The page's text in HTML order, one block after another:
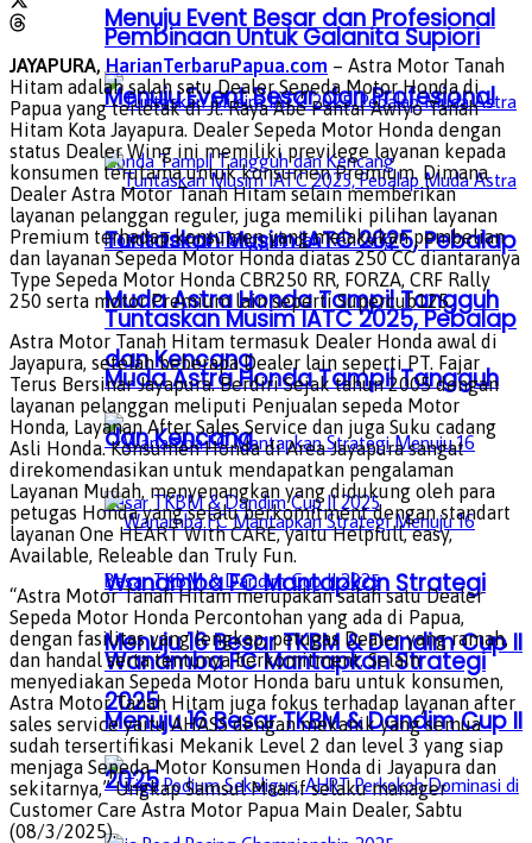
Menuju Event Besar dan Profesional
Tuntaskan Musim IATC 2025, Pebalap
Muda Astra Honda Tampil Tangguh
dan Kencang
Wanamba FC Mantapkan Strategi
Menuju 16 Besar TKBM & Dandim Cup II
2025
Pembinaan Untuk Galanita Supiori
Menuju Event Besar dan Profesional
Tuntaskan Musim IATC 2025, Pebalap
Muda Astra Honda Tampil Tangguh
dan Kencang
Wanamba FC Mantapkan Strategi
Menuju 16 Besar TKBM & Dandim Cup II
2025
JAYAPURA, HarianTerbaruPapua.com – Astra Motor Tanah
Hitam adalah salah satu Dealer Sepeda Motor Honda di
Papua yang terletak di Jl. Raya Abe Pantai Awiyo Tanah
Hitam Kota Jayapura. Dealer Sepeda Motor Honda dengan
status Dealer Wing ini memiliki previlege layanan kepada
konsumen terutama untuk konsumen Premium. Dimana
Dealer Astra Motor Tanah Hitam selain memberikan
layanan pelanggan reguler, juga memiliki pilihan layanan
Premium terhadap konsumen yang melakukan pembelian
dan layanan Sepeda Motor Honda diatas 250 CC diantaranya
Type Sepeda Motor Honda CBR250 RR, FORZA, CRF Rally
250 serta motor Premium lain seperti Supercub125.
Astra Motor Tanah Hitam termasuk Dealer Honda awal di
Jayapura, setelah beberapa Dealer lain seperti PT. Fajar
Terus Bersinar Jayapura. Berdiri Sejak tahun 2005 dengan
layanan pelanggan meliputi Penjualan sepeda Motor
Honda, Layanan After Sales Service dan juga Suku cadang
Asli Honda. Konsumen Honda di Area Jayapura sangat
direkomendasikan untuk mendapatkan pengalaman
Layanan Mudah, menyenangkan yang didukung oleh para
petugas Honda yang selalu berkomitment dengan standart
layanan One HEART With CARE, yaitu Helpfull, easy,
Available, Releable dan Truly Fun.
“Astra Motor Tanah Hitam merupakan salah satu Dealer
Sepeda Motor Honda Percontohan yang ada di Papua,
dengan fasilitas yang lengkap, petugas Dealer yang ramah,
dan handal serta tentunya berkomitment. Selain
menyediakan Sepeda Motor Honda baru untuk konsumen,
Astra Motor Tanah Hitam juga fokus terhadap layanan after
sales service yaitu AHASS dengan mekanik yang semua
sudah tersertifikasi Mekanik Level 2 dan level 3 yang siap
menjaga Sepeda Motor Konsumen Honda di Jayapura dan
sekitarnya,” Ungkap Samsul Maarif selaku manager
Customer Care Astra Motor Papua Main Dealer, Sabtu
(08/3/2025).